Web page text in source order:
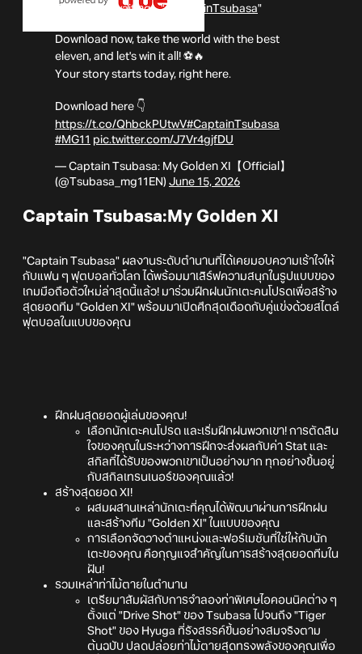
Thanks for waiting... "#CaptainTsubasa"
Download now, take the world with the best
eleven, and let's win it all! ⚽🔥
Your story starts today, right here.
Download here 👇
https://t.co/QhbckPUtwV#CaptainTsubasa
#MG11 pic.twitter.com/J7Vr4gjfDU
— Captain Tsubasa: My Golden XI【Official】
(@Tsubasa_mg11EN) June 15, 2026
Captain Tsubasa:My Golden XI
"Captain Tsubasa" ผลงานระดับตำนานที่ได้เคยมอบความเร้าใจให้
กับแฟน ๆ ฟุตบอลทั่วโลก ได้พร้อมมาเสิร์ฟความสนุกในรูปแบบของ
เกมมือถือตัวใหม่ล่าสุดนี้แล้ว! มาร่วมฝึกฝนนักเตะคนโปรดเพื่อสร้าง
สุดยอดทีม "Golden XI" พร้อมมาเปิดศึกสุดเดือดกับคู่แข่งด้วยสไตล์
ฟุตบอลในแบบของคุณ
ฝึกฝนสุดยอดผู้เล่นของคุณ!
เลือกนักเตะคนโปรด และเริ่มฝึกฝนพวกเขา! การตัดสิน
ใจของคุณในระหว่างการฝึกจะส่งผลกับค่า Stat และ
สกิลที่ได้รับของพวกเขาเป็นอย่างมาก ทุกอย่างขึ้นอยู่
กับสกิลเทรนเนอร์ของคุณแล้ว!
สร้างสุดยอด XI!
ผสมผสานเหล่านักเตะที่คุณได้พัฒนาผ่านการฝึกฝน
และสร้างทีม "Golden XI" ในแบบของคุณ
การเลือกจัดวางตำแหน่งและฟอร์เมชันที่ใช่ให้กับนัก
เตะของคุณ คือกุญแจสำคัญในการสร้างสุดยอดทีมใน
ฝัน!
รวมเหล่าท่าไม้ตายในตำนาน
เตรียมาสัมผัสกับการจำลองท่าพิเศษไอคอนนิคต่าง ๆ
ตั้งแต่ "Drive Shot" ของ Tsubasa ไปจนถึง "Tiger
Shot" ของ Hyuga ที่รังสรรค์ขี้นอย่างสมจริงตาม
ต้นฉบับ ปลดปล่อยท่าไม้ตายสุดทรงพลังของคุณเพื่อ